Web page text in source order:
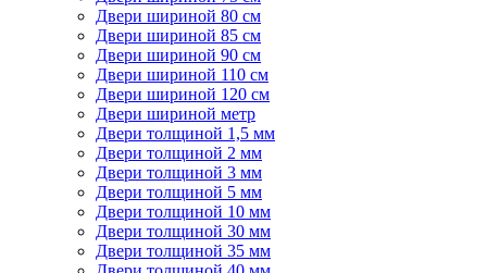
Двери шириной 80 см
Двери шириной 85 см
Двери шириной 90 см
Двери шириной 110 см
Двери шириной 120 см
Двери шириной метр
Двери толщиной 1,5 мм
Двери толщиной 2 мм
Двери толщиной 3 мм
Двери толщиной 5 мм
Двери толщиной 10 мм
Двери толщиной 30 мм
Двери толщиной 35 мм